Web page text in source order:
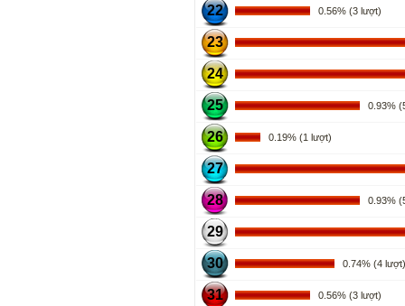
22 0.56% (3 lượt)
23
24
25 0.93%
26 0.19% (1 lượt)
27
28 0.93%
29
30 0.74% (4 lượt)
31 0.56% (3 lượt)